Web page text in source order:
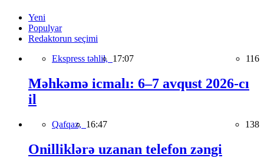
Yeni
Populyar
Redaktorun seçimi
Ekspress təhlil, 17:07 116
Məhkəmə icmalı: 6–7 avqust 2026-cı
il
Qafqaz, 16:47 138
Onilliklərə uzanan telefon zəngi